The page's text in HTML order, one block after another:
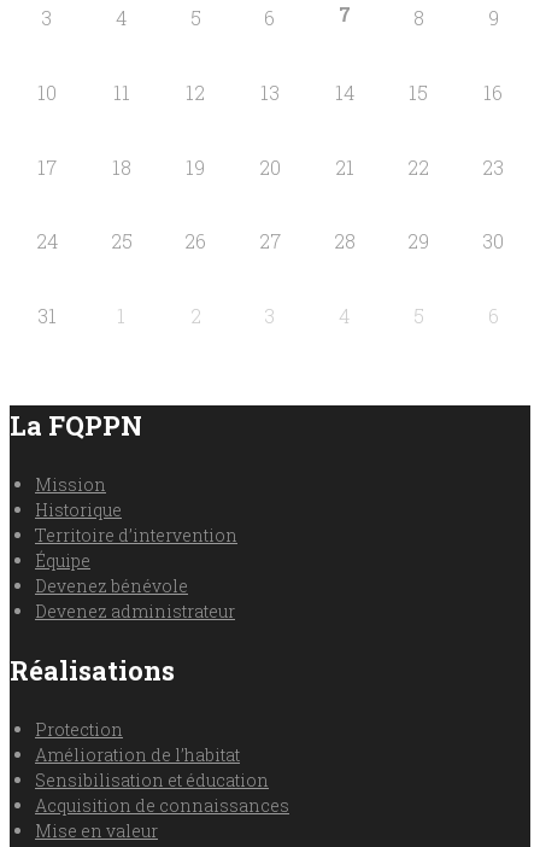
3 4 5 6 7 8 9
10 11 12 13 14 15 16
17 18 19 20 21 22 23
24 25 26 27 28 29 30
31 1 2 3 4 5 6
La FQPPN
Mission
Historique
Territoire d’intervention
Équipe
Devenez bénévole
Devenez administrateur
Réalisations
Protection
Amélioration de l’habitat
Sensibilisation et éducation
Acquisition de connaissances
Mise en valeur